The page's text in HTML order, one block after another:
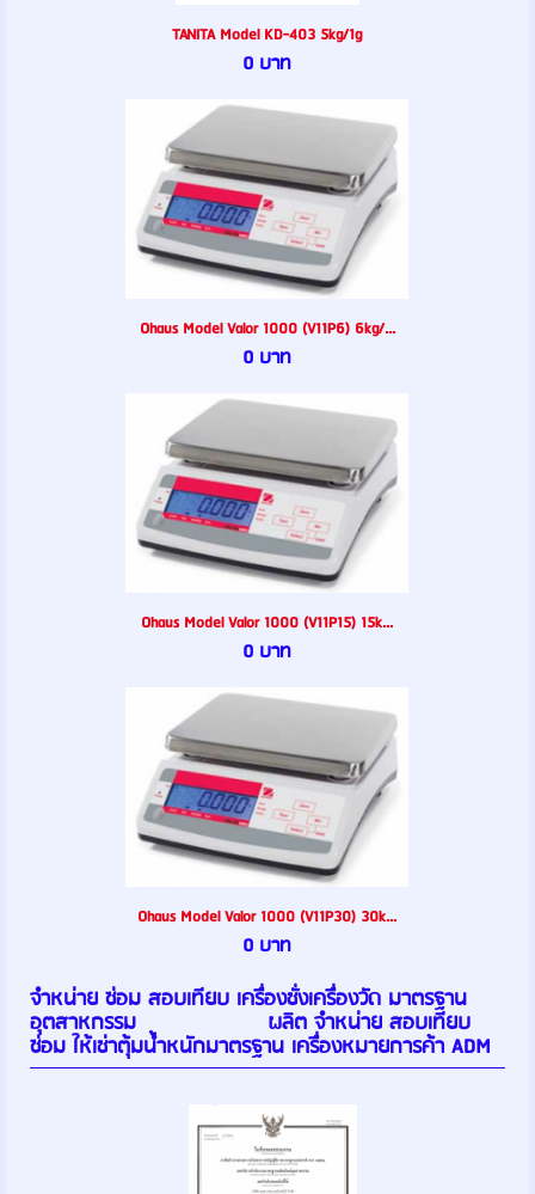
TANITA Model KD-403 5kg/1g
0 บาท
Ohaus Model Valor 1000 (V11P6) 6kg/...
0 บาท
Ohaus Model Valor 1000 (V11P15) 15k...
0 บาท
Ohaus Model Valor 1000 (V11P30) 30k...
0 บาท
จำหน่าย ซ่อม สอบเทียบ เครื่องชั่งเครื่องวัด มาตรฐาน
อุตสาหกรรม ผลิต จำหน่าย สอบเทียบ
ซ่อม ให้เช่าตุ้มน้ำหนักมาตรฐาน เครื่องหมายการค้า ADM